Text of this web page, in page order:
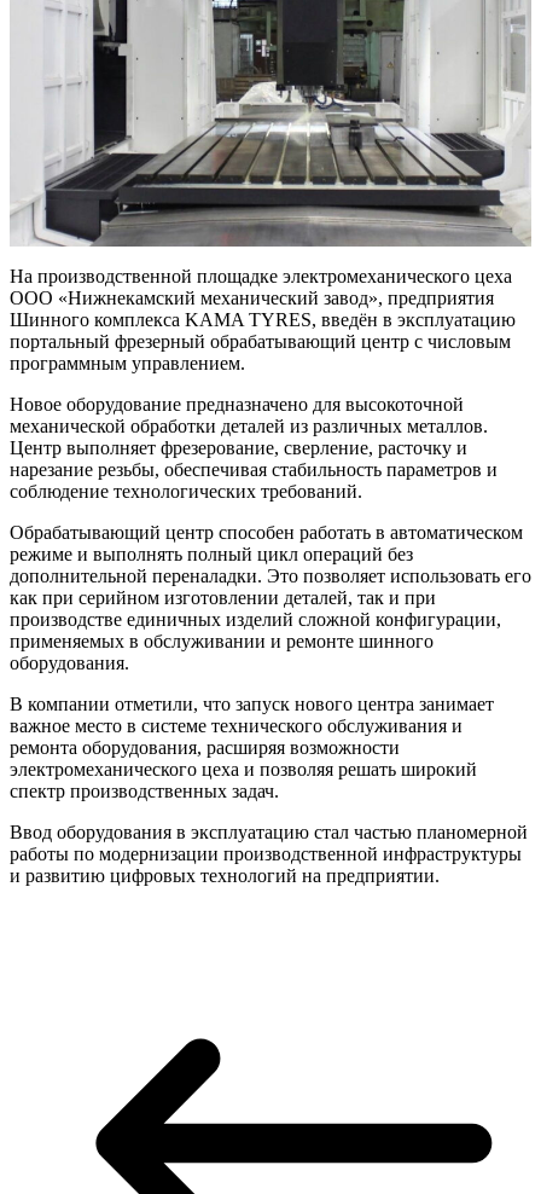
На производственной площадке электромеханического цеха
ООО «Нижнекамский механический завод», предприятия
Шинного комплекса KAMA TYRES, введён в эксплуатацию
портальный фрезерный обрабатывающий центр с числовым
программным управлением.
Новое оборудование предназначено для высокоточной
механической обработки деталей из различных металлов.
Центр выполняет фрезерование, сверление, расточку и
нарезание резьбы, обеспечивая стабильность параметров и
соблюдение технологических требований.
Обрабатывающий центр способен работать в автоматическом
режиме и выполнять полный цикл операций без
дополнительной переналадки. Это позволяет использовать его
как при серийном изготовлении деталей, так и при
производстве единичных изделий сложной конфигурации,
применяемых в обслуживании и ремонте шинного
оборудования.
В компании отметили, что запуск нового центра занимает
важное место в системе технического обслуживания и
ремонта оборудования, расширяя возможности
электромеханического цеха и позволяя решать широкий
спектр производственных задач.
Ввод оборудования в эксплуатацию стал частью планомерной
работы по модернизации производственной инфраструктуры
и развитию цифровых технологий на предприятии.